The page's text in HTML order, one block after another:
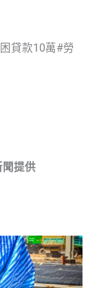
貸款10萬#勞
聞提供